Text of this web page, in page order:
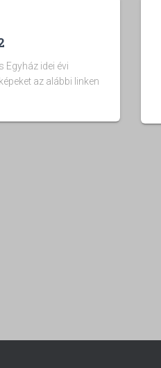
Egyház idei évi
az alábbi linken